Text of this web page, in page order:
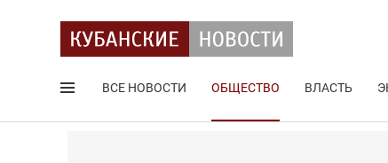
ВСЕ НОВОСТИ ОБЩЕСТВО ВЛАСТЬ